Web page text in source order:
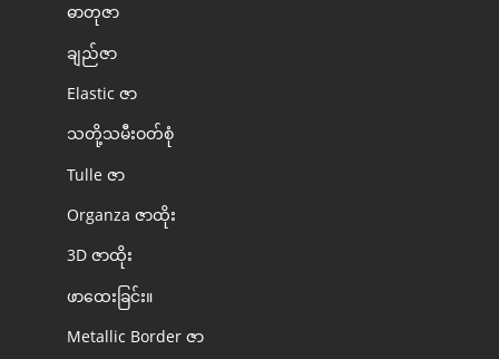
ဓာတုဇာ
ချည်ဇာ
Elastic ဇာ
သတို့သမီးဝတ်စုံ
Tulle ဇာ
Organza ဇာထိုး
3D ဇာထိုး
ဖာထေးခြင်း။
Metallic Border ဇာ